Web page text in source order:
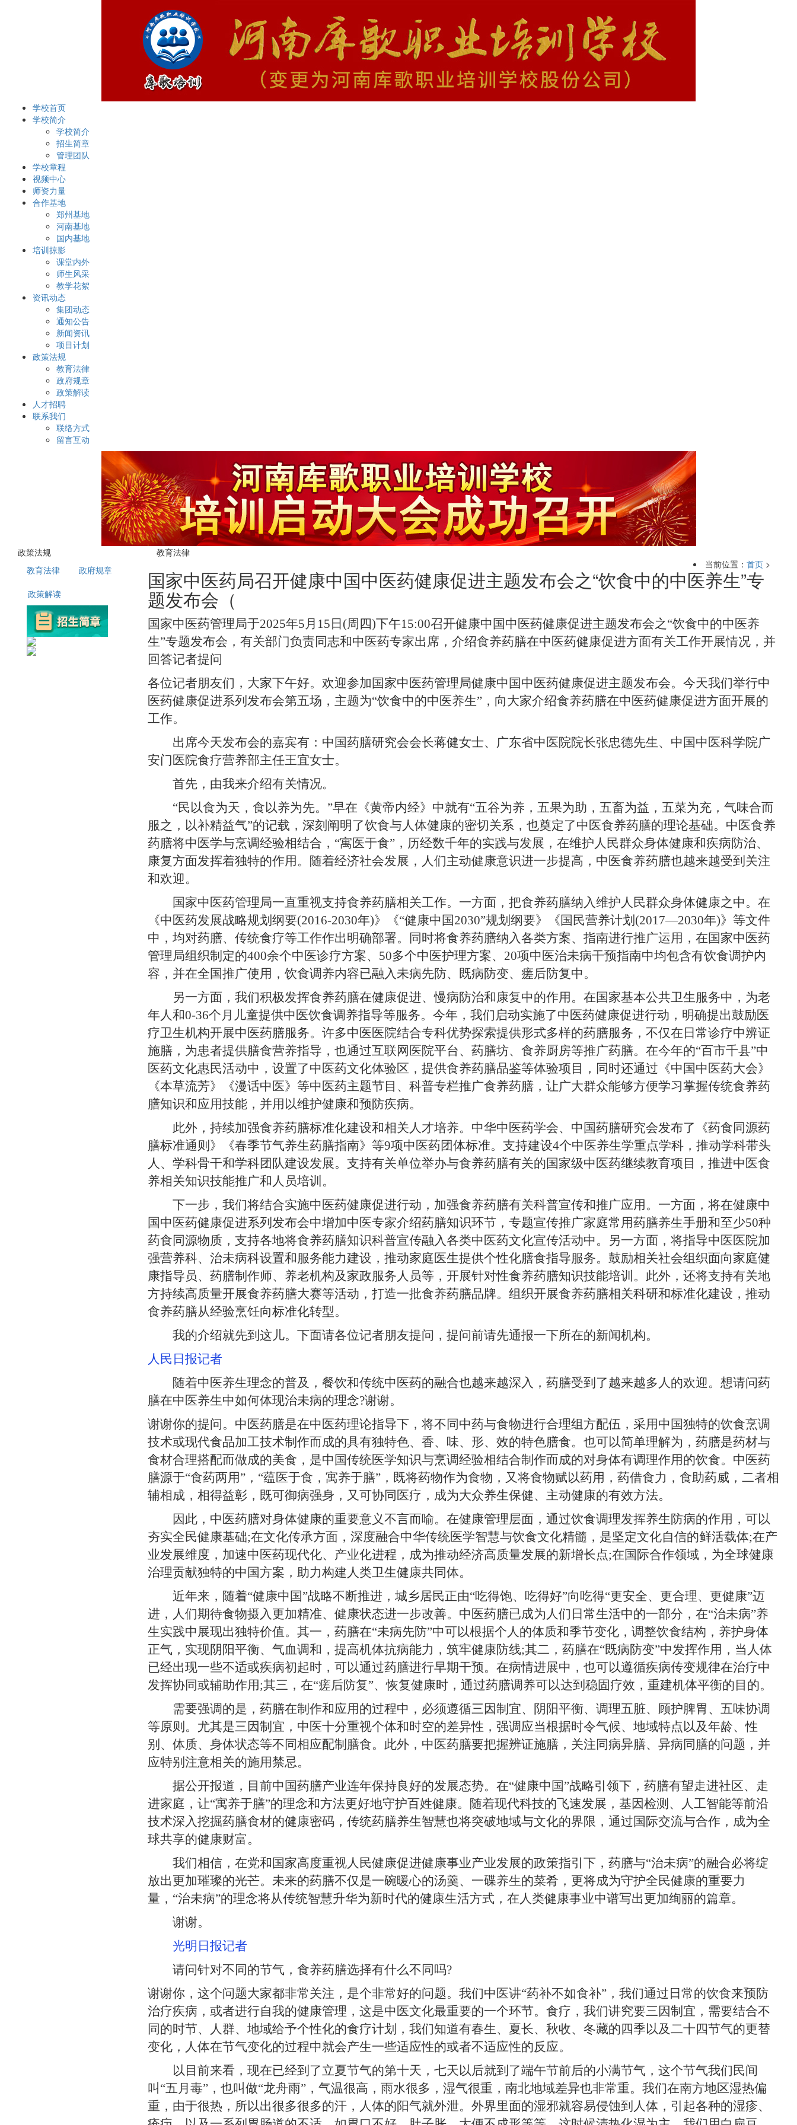
学校首页
学校简介
学校简介
招生简章
管理团队
学校章程
视频中心
师资力量
合作基地
郑州基地
河南基地
国内基地
培训掠影
课堂内外
师生风采
教学花絮
资讯动态
集团动态
通知公告
新闻资讯
项目计划
政策法规
教育法律
政府规章
政策解读
人才招聘
联系我们
联络方式
留言互动
政策法规
教育法律
政府规章
政策解读
教育法律
当前位置： 首页 >
国家中医药局召开健康中国中医药健康促进主题发布会之“饮食中的中医养生”专
题发布会（
国家中医药管理局于2025年5月15日(周四)下午15:00召开健康中国中医药健康促进主题发布会之“饮食中的中医养
生”专题发布会，有关部门负责同志和中医药专家出席，介绍食养药膳在中医药健康促进方面有关工作开展情况，并
回答记者提问
各位记者朋友们，大家下午好。欢迎参加国家中医药管理局健康中国中医药健康促进主题发布会。今天我们举行中
医药健康促进系列发布会第五场，主题为“饮食中的中医养生”，向大家介绍食养药膳在中医药健康促进方面开展的
工作。
出席今天发布会的嘉宾有：中国药膳研究会会长蒋健女士、广东省中医院院长张忠德先生、中国中医科学院广
安门医院食疗营养部主任王宜女士。
首先，由我来介绍有关情况。
“民以食为天，食以养为先。”早在《黄帝内经》中就有“五谷为养，五果为助，五畜为益，五菜为充，气味合而
服之，以补精益气”的记载，深刻阐明了饮食与人体健康的密切关系，也奠定了中医食养药膳的理论基础。中医食养
药膳将中医学与烹调经验相结合，“寓医于食”，历经数千年的实践与发展，在维护人民群众身体健康和疾病防治、
康复方面发挥着独特的作用。随着经济社会发展，人们主动健康意识进一步提高，中医食养药膳也越来越受到关注
和欢迎。
国家中医药管理局一直重视支持食养药膳相关工作。一方面，把食养药膳纳入维护人民群众身体健康之中。在
《中医药发展战略规划纲要(2016-2030年)》《“健康中国2030”规划纲要》《国民营养计划(2017—2030年)》等文件
中，均对药膳、传统食疗等工作作出明确部署。同时将食养药膳纳入各类方案、指南进行推广运用，在国家中医药
管理局组织制定的400余个中医诊疗方案、50多个中医护理方案、20项中医治未病干预指南中均包含有饮食调护内
容，并在全国推广使用，饮食调养内容已融入未病先防、既病防变、瘥后防复中。
另一方面，我们积极发挥食养药膳在健康促进、慢病防治和康复中的作用。在国家基本公共卫生服务中，为老
年人和0-36个月儿童提供中医饮食调养指导等服务。今年，我们启动实施了中医药健康促进行动，明确提出鼓励医
疗卫生机构开展中医药膳服务。许多中医医院结合专科优势探索提供形式多样的药膳服务，不仅在日常诊疗中辨证
施膳，为患者提供膳食营养指导，也通过互联网医院平台、药膳坊、食养厨房等推广药膳。在今年的“百市千县”中
医药文化惠民活动中，设置了中医药文化体验区，提供食养药膳品鉴等体验项目，同时还通过《中国中医药大会》
《本草流芳》《漫话中医》等中医药主题节目、科普专栏推广食养药膳，让广大群众能够方便学习掌握传统食养药
膳知识和应用技能，并用以维护健康和预防疾病。
此外，持续加强食养药膳标准化建设和相关人才培养。中华中医药学会、中国药膳研究会发布了《药食同源药
膳标准通则》《春季节气养生药膳指南》等9项中医药团体标准。支持建设4个中医养生学重点学科，推动学科带头
人、学科骨干和学科团队建设发展。支持有关单位举办与食养药膳有关的国家级中医药继续教育项目，推进中医食
养相关知识技能推广和人员培训。
下一步，我们将结合实施中医药健康促进行动，加强食养药膳有关科普宣传和推广应用。一方面，将在健康中
国中医药健康促进系列发布会中增加中医专家介绍药膳知识环节，专题宣传推广家庭常用药膳养生手册和至少50种
药食同源物质，支持各地将食养药膳知识科普宣传融入各类中医药文化宣传活动中。另一方面，将指导中医医院加
强营养科、治未病科设置和服务能力建设，推动家庭医生提供个性化膳食指导服务。鼓励相关社会组织面向家庭健
康指导员、药膳制作师、养老机构及家政服务人员等，开展针对性食养药膳知识技能培训。此外，还将支持有关地
方持续高质量开展食养药膳大赛等活动，打造一批食养药膳品牌。组织开展食养药膳相关科研和标准化建设，推动
食养药膳从经验烹饪向标准化转型。
我的介绍就先到这儿。下面请各位记者朋友提问，提问前请先通报一下所在的新闻机构。
人民日报记者
随着中医养生理念的普及，餐饮和传统中医药的融合也越来越深入，药膳受到了越来越多人的欢迎。想请问药
膳在中医养生中如何体现治未病的理念?谢谢。
谢谢你的提问。中医药膳是在中医药理论指导下，将不同中药与食物进行合理组方配伍，采用中国独特的饮食烹调
技术或现代食品加工技术制作而成的具有独特色、香、味、形、效的特色膳食。也可以简单理解为，药膳是药材与
食材合理搭配而做成的美食，是中国传统医学知识与烹调经验相结合制作而成的对身体有调理作用的饮食。中医药
膳源于“食药两用”，“蕴医于食，寓养于膳”，既将药物作为食物，又将食物赋以药用，药借食力，食助药威，二者相
辅相成，相得益彰，既可御病强身，又可协同医疗，成为大众养生保健、主动健康的有效方法。
因此，中医药膳对身体健康的重要意义不言而喻。在健康管理层面，通过饮食调理发挥养生防病的作用，可以
夯实全民健康基础;在文化传承方面，深度融合中华传统医学智慧与饮食文化精髓，是坚定文化自信的鲜活载体;在产
业发展维度，加速中医药现代化、产业化进程，成为推动经济高质量发展的新增长点;在国际合作领域，为全球健康
治理贡献独特的中国方案，助力构建人类卫生健康共同体。
近年来，随着“健康中国”战略不断推进，城乡居民正由“吃得饱、吃得好”向吃得“更安全、更合理、更健康”迈
进，人们期待食物摄入更加精准、健康状态进一步改善。中医药膳已成为人们日常生活中的一部分，在“治未病”养
生实践中展现出独特价值。其一，药膳在“未病先防”中可以根据个人的体质和季节变化，调整饮食结构，养护身体
正气，实现阴阳平衡、气血调和，提高机体抗病能力，筑牢健康防线;其二，药膳在“既病防变”中发挥作用，当人体
已经出现一些不适或疾病初起时，可以通过药膳进行早期干预。在病情进展中，也可以遵循疾病传变规律在治疗中
发挥协同或辅助作用;其三，在“瘥后防复”、恢复健康时，通过药膳调养可以达到稳固疗效，重建机体平衡的目的。
需要强调的是，药膳在制作和应用的过程中，必须遵循三因制宜、阴阳平衡、调理五脏、顾护脾胃、五味协调
等原则。尤其是三因制宜，中医十分重视个体和时空的差异性，强调应当根据时令气候、地域特点以及年龄、性
别、体质、身体状态等不同相应配制膳食。此外，中医药膳要把握辨证施膳，关注同病异膳、异病同膳的问题，并
应特别注意相关的施用禁忌。
据公开报道，目前中国药膳产业连年保持良好的发展态势。在“健康中国”战略引领下，药膳有望走进社区、走
进家庭，让“寓养于膳”的理念和方法更好地守护百姓健康。随着现代科技的飞速发展，基因检测、人工智能等前沿
技术深入挖掘药膳食材的健康密码，传统药膳养生智慧也将突破地域与文化的界限，通过国际交流与合作，成为全
球共享的健康财富。
我们相信，在党和国家高度重视人民健康促进健康事业产业发展的政策指引下，药膳与“治未病”的融合必将绽
放出更加璀璨的光芒。未来的药膳不仅是一碗暖心的汤羹、一碟养生的菜肴，更将成为守护全民健康的重要力
量，“治未病”的理念将从传统智慧升华为新时代的健康生活方式，在人类健康事业中谱写出更加绚丽的篇章。
谢谢。
光明日报记者
请问针对不同的节气，食养药膳选择有什么不同吗?
谢谢你，这个问题大家都非常关注，是个非常好的问题。我们中医讲“药补不如食补”，我们通过日常的饮食来预防
治疗疾病，或者进行自我的健康管理，这是中医文化最重要的一个环节。食疗，我们讲究要三因制宜，需要结合不
同的时节、人群、地域给予个性化的食疗计划，我们知道有春生、夏长、秋收、冬藏的四季以及二十四节气的更替
变化，人体在节气变化的过程中就会产生一些适应性的或者不适应性的反应。
以目前来看，现在已经到了立夏节气的第十天，七天以后就到了端午节前后的小满节气，这个节气我们民间
叫“五月毒”，也叫做“龙舟雨”，气温很高，雨水很多，湿气很重，南北地域差异也非常重。我们在南方地区湿热偏
重，由于很热，所以出很多很多的汗，人体的阳气就外泄。外界里面的湿邪就容易侵蚀到人体，引起各种的湿疹、